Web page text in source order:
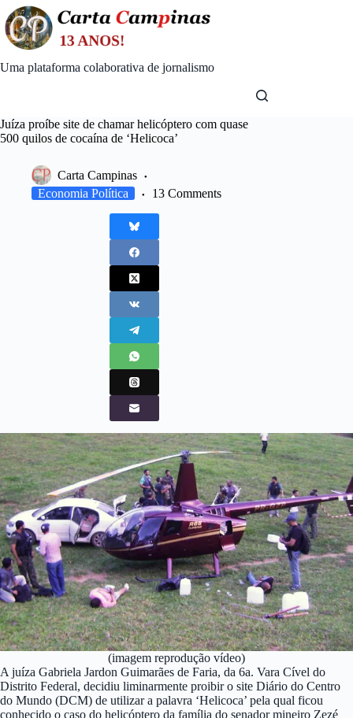
Skip
to
content
Uma plataforma colaborativa de jornalismo
Juíza proíbe site de chamar helicóptero com quase
500 quilos de cocaína de ‘Helicoca’
Carta Campinas
Economia Política
13 Comments
(imagem reprodução vídeo)
A juíza Gabriela Jardon Guimarães de Faria, da 6a. Vara Cível do
Distrito Federal, decidiu liminarmente proibir o site Diário do Centro
do Mundo (DCM) de utilizar a palavra ‘Helicoca’ pela qual ficou
conhecido o caso do helicóptero da família do senador mineiro Zezé